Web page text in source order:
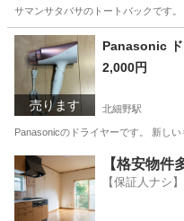
サマンサタバサのトートバックです
長野 北安曇郡
売ります
Panasonic
2,000円
北細野駅
Panasonicのドライヤーです。 新し
長野 北安曇郡 北細野駅
【格安物件
【保証人ナシ